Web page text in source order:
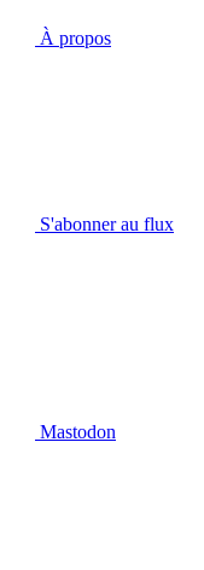
À propos
S'abonner au flux
Mastodon